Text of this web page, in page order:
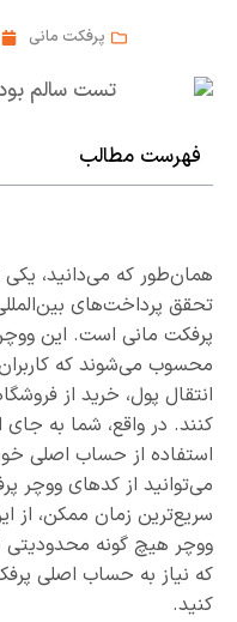
پرفکت مانی
فهرست مطالب
همان‌طور که می‌دانید،
تحقق پرداخت‌های
پرفکت مانی است. این
محسوب می‌شوند که کاربران
انتقال پول، خرید از
کنند. در واقع، شما به
استفاده از حساب اصلی
می‌توانید از کدهای ووچر
سریع‌ترین زمان ممکن، از
ووچر هیچ گونه محدودیتی
که نیاز به حساب اصلی
کنید.